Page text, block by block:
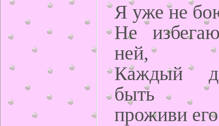
Я уже не
Не
ней,
Каждый
быть
проживи